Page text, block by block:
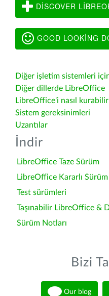
DISCOVER
GOOD LOOKING
Diğer işletim sistemleri
Diğer dillerde LibreOffice
LibreOffice'i nasıl
Sistem gereksinimleri
Uzantılar
İndir
LibreOffice Taze Sürüm
LibreOffice Kararlı Sürüm
Test sürümleri
Taşınabilir LibreOffice &
Sürüm Notları
Bizi
Our blog